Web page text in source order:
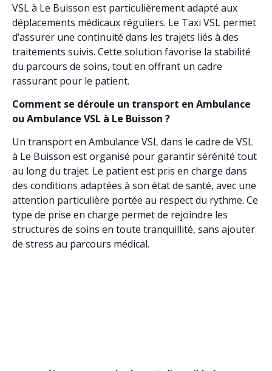
VSL à Le Buisson est particulièrement adapté aux
déplacements médicaux réguliers. Le Taxi VSL permet
d’assurer une continuité dans les trajets liés à des
traitements suivis. Cette solution favorise la stabilité
du parcours de soins, tout en offrant un cadre
rassurant pour le patient.
Comment se déroule un transport en Ambulance
ou Ambulance VSL à Le Buisson ?
Un transport en Ambulance VSL dans le cadre de VSL
à Le Buisson est organisé pour garantir sérénité tout
au long du trajet. Le patient est pris en charge dans
des conditions adaptées à son état de santé, avec une
attention particulière portée au respect du rythme. Ce
type de prise en charge permet de rejoindre les
structures de soins en toute tranquillité, sans ajouter
de stress au parcours médical.